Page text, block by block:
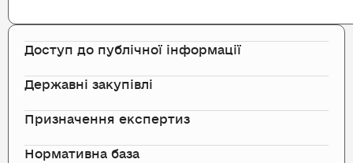
Доступ до публічної інформації
Державні закупівлі
Призначення експертиз
Нормативна база